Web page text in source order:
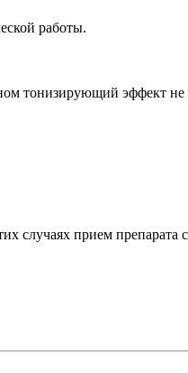
работы.
тонизирующий эффект не
случаях прием препарата